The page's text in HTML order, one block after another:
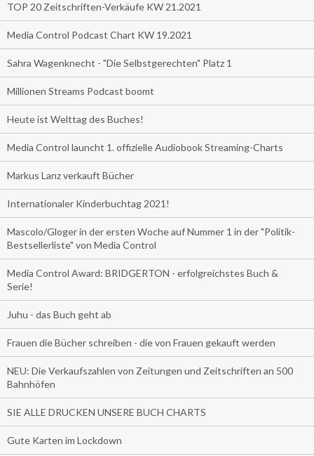
TOP 20 Zeitschriften-Verkäufe KW 21.2021
Media Control Podcast Chart KW 19.2021
Sahra Wagenknecht - "Die Selbstgerechten" Platz 1
Millionen Streams Podcast boomt
Heute ist Welttag des Buches!
Media Control launcht 1. offizielle Audiobook Streaming-Charts
Markus Lanz verkauft Bücher
Internationaler Kinderbuchtag 2021!
Mascolo/Gloger in der ersten Woche auf Nummer 1 in der "Politik-
Bestsellerliste" von Media Control
Media Control Award: BRIDGERTON - erfolgreichstes Buch &
Serie!
Juhu - das Buch geht ab
Frauen die Bücher schreiben - die von Frauen gekauft werden
NEU: Die Verkaufszahlen von Zeitungen und Zeitschriften an 500
Bahnhöfen
SIE ALLE DRUCKEN UNSERE BUCH CHARTS
Gute Karten im Lockdown